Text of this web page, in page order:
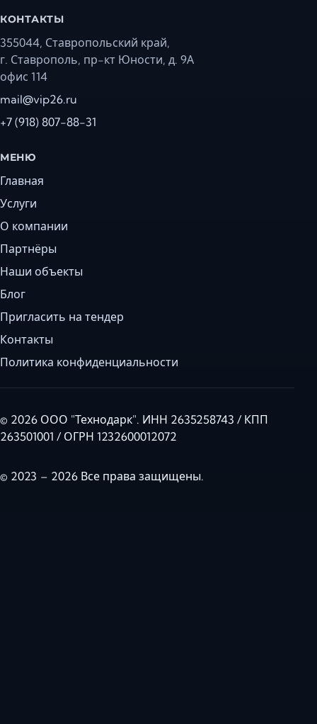
КОНТАКТЫ
355044, Ставропольский край,
г. Ставрополь, пр-кт Юности, д. 9А
офис 114
mail@vip26.ru
+7 (918) 807-88-31
МЕНЮ
Главная
Услуги
О компании
Партнёры
Наши объекты
Блог
Пригласить на тендер
Контакты
Политика конфиденциальности
© 2026 ООО "Технодарк". ИНН 2635258743 / КПП
263501001 / ОГРН 1232600012072
© 2023 – 2026 Все права защищены.